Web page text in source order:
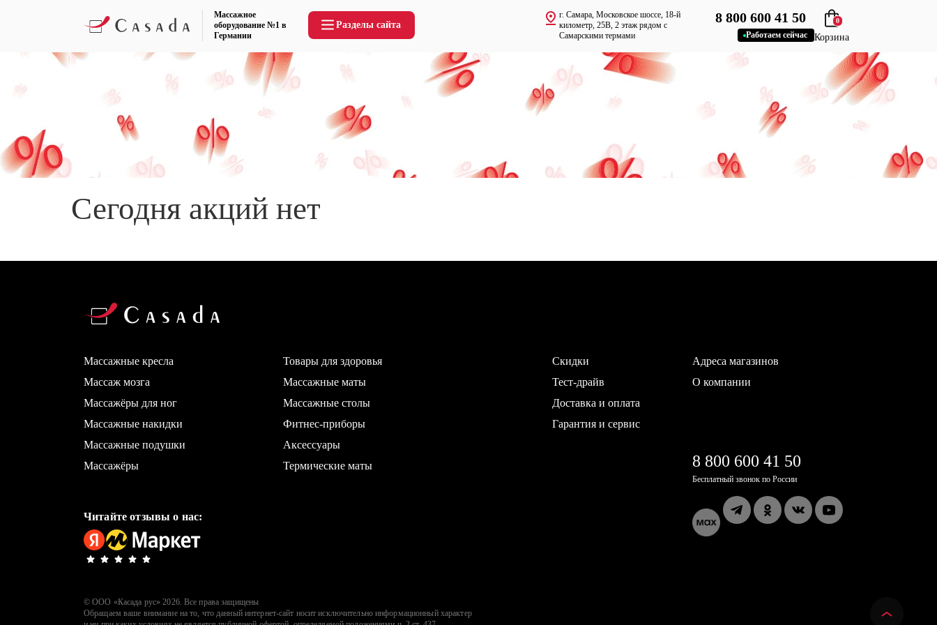
Массажное
оборудование №1 в
Германии
Разделы сайта
г. Самара, Московское шоссе, 18-й
километр, 25В, 2 этаж рядом с
Самарскими термами
8 800 600 41 50
Работаем сейчас
0
Корзина
Сегодня акций нет
Массажные кресла
Массаж мозга
Массажёры для ног
Массажные накидки
Массажные подушки
Массажёры
Читайте отзывы о нас:
Товары для здоровья
Массажные маты
Массажные столы
Фитнес-приборы
Аксессуары
Термические маты
Скидки
Тест-драйв
Доставка и оплата
Гарантия и сервис
Адреса магазинов
О компании
8 800 600 41 50
Бесплатный звонок по России
© ООО «Касада рус»2026. Все права защищены
Обращаем ваше внимание на то, что данный интернет-сайт носит исключительно информационный характер